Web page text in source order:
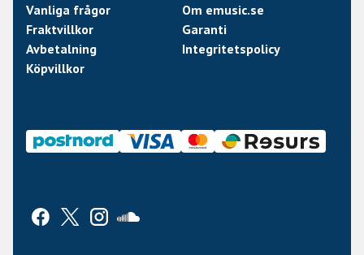
Vanliga frågor
Om emusic.se
Fraktvillkor
Garanti
Avbetalning
Integritetspolicy
Köpvillkor